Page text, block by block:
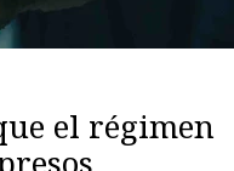
el régimen